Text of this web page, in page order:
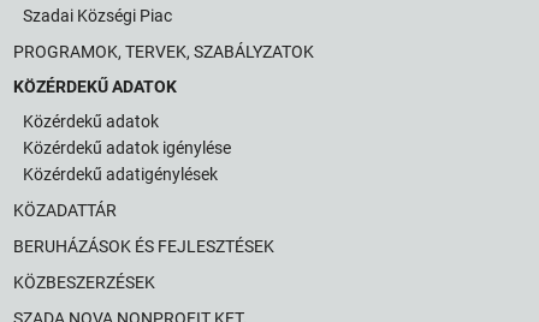
Szadai Községi Piac
PROGRAMOK, TERVEK, SZABÁLYZATOK
KÖZÉRDEKŰ ADATOK
Közérdekű adatok
Közérdekű adatok igénylése
Közérdekű adatigénylések
KÖZADATTÁR
BERUHÁZÁSOK ÉS FEJLESZTÉSEK
KÖZBESZERZÉSEK